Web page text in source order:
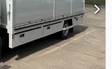
colné odbavenie vozidiel do
nemčinu, ruštinu a ďalšie